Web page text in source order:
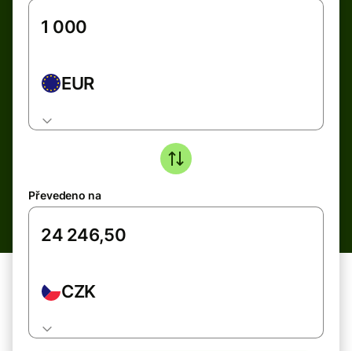
EUR
Převedeno na
CZK